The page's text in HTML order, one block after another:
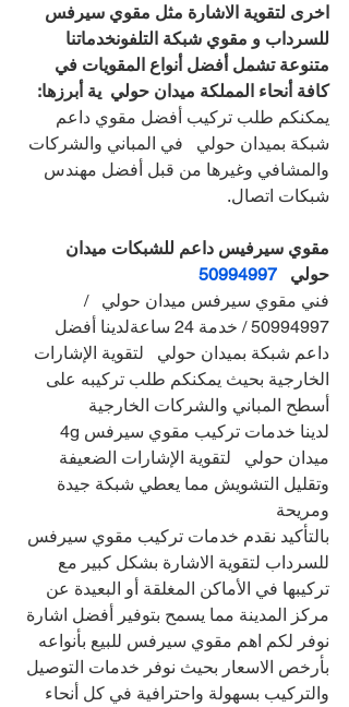
اخرى لتقوية الاشارة مثل مقوي سيرفس
للسرداب و مقوي شبكة التلفونخدماتنا
متنوعة تشمل أفضل أنواع المقويات في
كافة أنحاء المملكة ميدان حولي  ية أبرزها:
يمكنكم طلب تركيب أفضل مقوي داعم
شبكة بميدان حولي   في المباني والشركات
والمشافي وغيرها من قبل أفضل مهندس
شبكات اتصال.
مقوي سيرفيس داعم للشبكات ميدان
حولي 50994997
فني مقوي سيرفس ميدان حولي   /
50994997 / خدمة 24 ساعةلدينا أفضل
داعم شبكة بميدان حولي   لتقوية الإشارات
الخارجية بحيث يمكنكم طلب تركيبه على
أسطح المباني والشركات الخارجية
ميدان حولي   لتقوية الإشارات الضعيفة
وتقليل التشويش مما يعطي شبكة جيدة
ومريحة
بالتأكيد نقدم خدمات تركيب مقوي سيرفس
للسرداب لتقوية الاشارة بشكل كبير مع
تركيبها في الأماكن المغلقة أو البعيدة عن
مركز المدينة مما يسمح بتوفير أفضل اشارة
نوفر لكم اهم مقوي سيرفس للبيع بأنواعه
بأرخص الاسعار بحيث نوفر خدمات التوصيل
والتركيب بسهولة واحترافية في كل أنحاء